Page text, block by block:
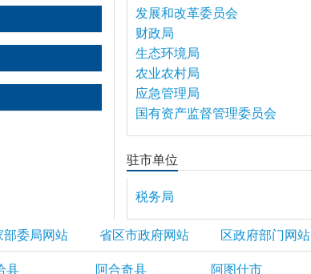
发展和改革委员会
财政局
生态环境局
农业农村局
应急管理局
国有资产监督管理委员会
驻市单位
税务局
部委局网站 省区市政府网站 区政府部门网站
县 阿合奇县 阿图什市